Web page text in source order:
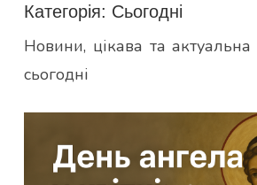
Категорія: Сьогодні
Новини, цікава та
сьогодні